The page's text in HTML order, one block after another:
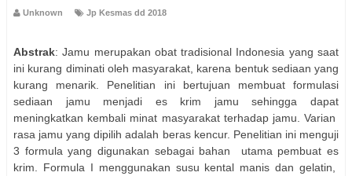
Unknown Jp Kesmas dd 2018
Abstrak: Jamu merupakan obat tradisional Indonesia yang saat
ini kurang diminati oleh masyarakat, karena bentuk sediaan yang
kurang menarik. Penelitian ini bertujuan membuat formulasi
sediaan jamu menjadi es krim jamu sehingga dapat
meningkatkan kembali minat masyarakat terhadap jamu. Varian
rasa jamu yang dipilih adalah beras kencur. Penelitian ini menguji
3 formula yang digunakan sebagai bahan
utama pembuat es
krim. Formula I menggunakan susu kental manis dan gelatin,